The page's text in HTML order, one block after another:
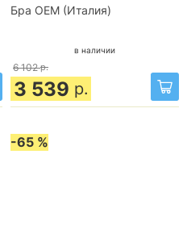
Бра OEM (Италия)
в наличии
6 102 р.
3 539 р.
-65 %